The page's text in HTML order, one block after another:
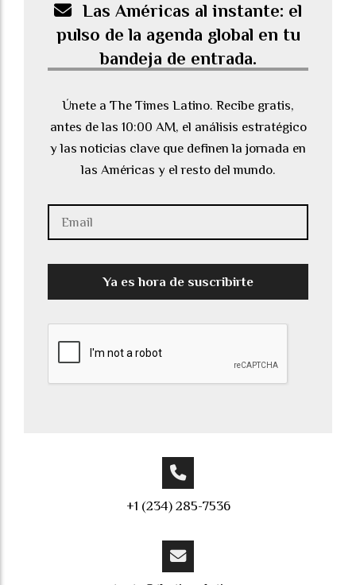
Las Américas al instante: el
pulso de la agenda global en tu
bandeja de entrada.
Únete a The Times Latino. Recibe gratis,
antes de las 10:00 AM, el análisis estratégico
y las noticias clave que definen la jornada en
las Américas y el resto del mundo.
Ya es hora de suscribirte
+1 (234) 285-7536